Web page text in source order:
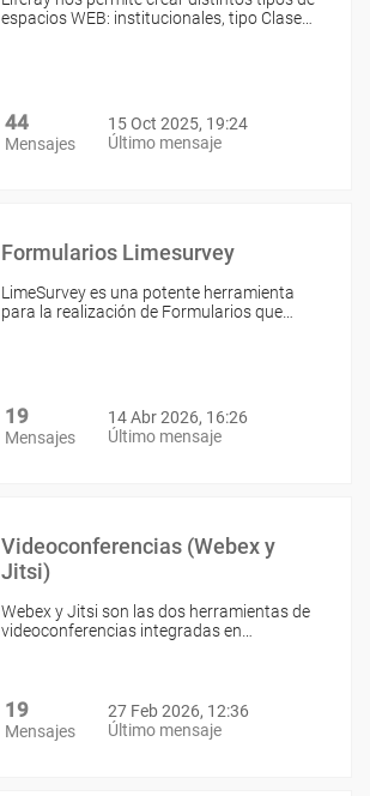
espacios WEB: institucionales, tipo Clase…
44
Mensajes
15 Oct 2025, 19:24
Último mensaje
Formularios Limesurvey
LimeSurvey es una potente herramienta
para la realización de Formularios que…
19
Mensajes
14 Abr 2026, 16:26
Último mensaje
Videoconferencias (Webex y
Jitsi)
Webex y Jitsi son las dos herramientas de
videoconferencias integradas en…
19
Mensajes
27 Feb 2026, 12:36
Último mensaje